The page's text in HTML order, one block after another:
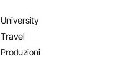
University
Travel
Produzioni